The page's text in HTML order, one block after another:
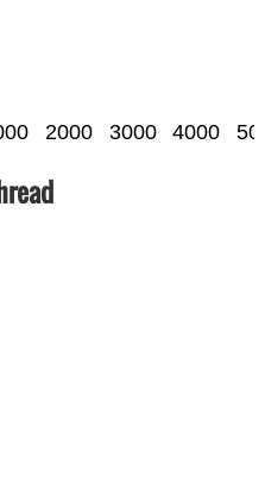
2000 3000 4000